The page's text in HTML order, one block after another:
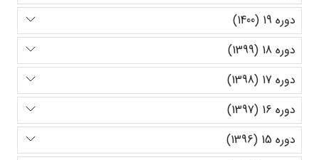
دوره 19 (1400)
دوره 18 (1399)
دوره 17 (1398)
دوره 16 (1397)
دوره 15 (1396)